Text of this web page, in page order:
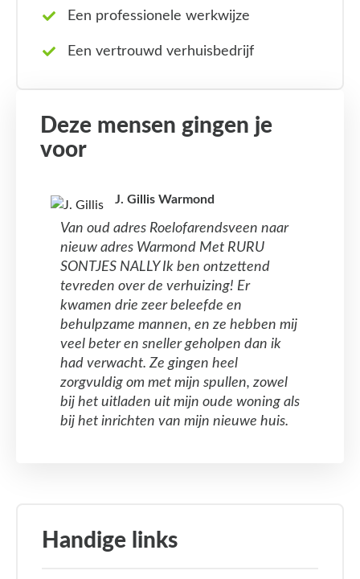
Een professionele werkwijze
Een vertrouwd verhuisbedrijf
Deze mensen gingen je
voor
J. Gillis Warmond
Van oud adres Roelofarendsveen naar
nieuw adres Warmond Met RURU
SONTJES NALLY Ik ben ontzettend
tevreden over de verhuizing! Er
kwamen drie zeer beleefde en
behulpzame mannen, en ze hebben mij
veel beter en sneller geholpen dan ik
had verwacht. Ze gingen heel
zorgvuldig om met mijn spullen, zowel
bij het uitladen uit mijn oude woning als
bij het inrichten van mijn nieuwe huis.
Handige links